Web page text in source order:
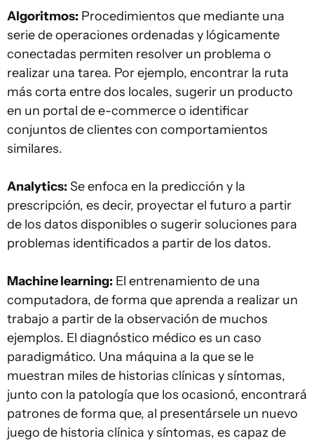
Algoritmos: Procedimientos que mediante una
serie de operaciones ordenadas y lógicamente
conectadas permiten resolver un problema o
realizar una tarea. Por ejemplo, encontrar la ruta
más corta entre dos locales, sugerir un producto
en un portal de e-commerce o identificar
conjuntos de clientes con comportamientos
similares.
Analytics: Se enfoca en la predicción y la
prescripción, es decir, proyectar el futuro a partir
de los datos disponibles o sugerir soluciones para
problemas identificados a partir de los datos.
Machine learning: El entrenamiento de una
computadora, de forma que aprenda a realizar un
trabajo a partir de la observación de muchos
ejemplos. El diagnóstico médico es un caso
paradigmático. Una máquina a la que se le
muestran miles de historias clínicas y síntomas,
junto con la patología que los ocasionó, encontrará
patrones de forma que, al presentársele un nuevo
juego de historia clínica y síntomas, es capaz de